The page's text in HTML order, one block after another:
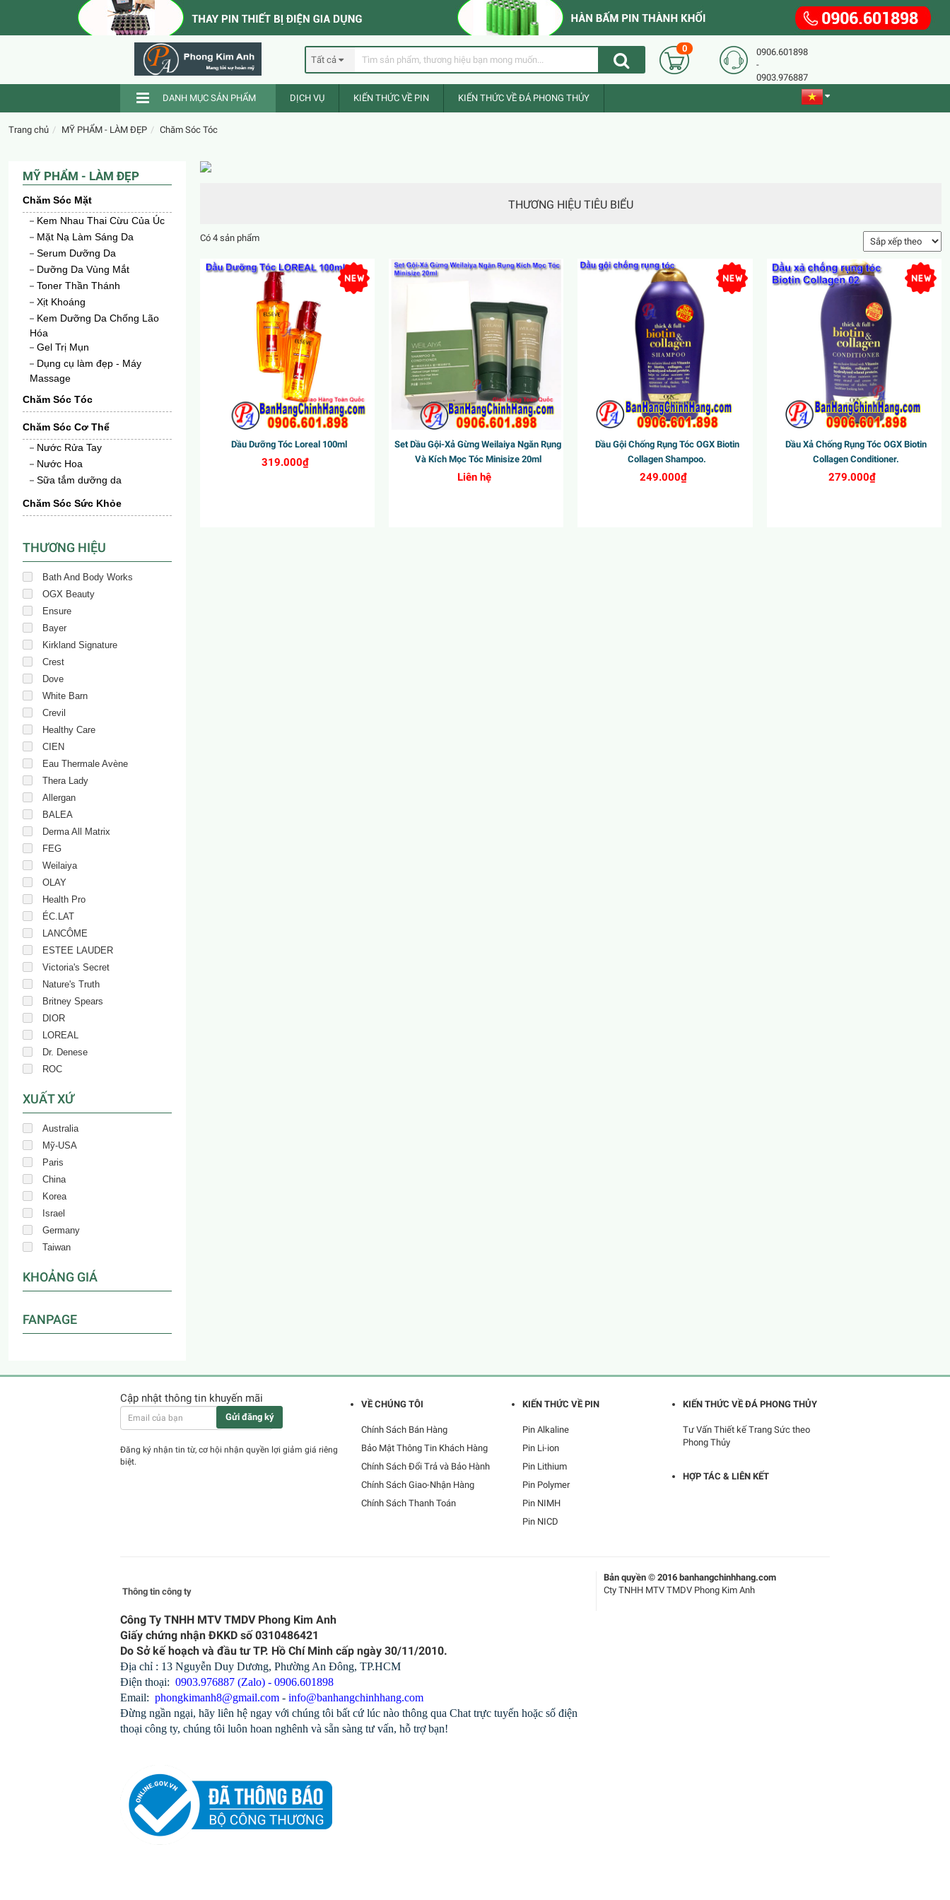
Tất cả
0
0906.601898
-
0903.976887
DANH MỤC SẢN PHẨM
DỊCH VỤ KIẾN THỨC VỀ PIN KIẾN THỨC VỀ ĐÁ PHONG THỦY
Trang chủ MỸ PHẨM - LÀM ĐẸP Chăm Sóc Tóc
THƯƠNG HIỆU TIÊU BIỂU
Có 4 sản phẩm
Dầu Dưỡng Tóc Loreal 100ml
319.000₫
Set Dầu Gội-Xả Gừng Weilaiya Ngăn Rụng
Và Kích Mọc Tóc Minisize 20ml
Liên hệ
New
Dầu Gội Chống Rụng Tóc OGX Biotin
Collagen Shampoo.
249.000₫
Dầu Xả Chống Rụng Tóc OGX Biotin
Collagen Conditioner.
279.000₫
MỸ PHẨM - LÀM ĐẸP
Chăm Sóc Mặt
Kem Nhau Thai Cừu Của Úc
Mặt Nạ Làm Sáng Da
Serum Dưỡng Da
Dưỡng Da Vùng Mắt
Toner Thần Thánh
Xịt Khoáng
Kem Dưỡng Da Chống Lão
Hóa
Gel Trị Mụn
Dụng cụ làm đẹp - Máy
Massage
Chăm Sóc Tóc
Chăm Sóc Cơ Thể
Nước Rửa Tay
Nước Hoa
Sữa tắm dưỡng da
Chăm Sóc Sức Khỏe
THƯƠNG HIỆU
Bath And Body Works
OGX Beauty
Ensure
Bayer
Kirkland Signature
Crest
Dove
White Barn
Crevil
Healthy Care
CIEN
Eau Thermale Avène
Thera Lady
Allergan
BALEA
Derma All Matrix
FEG
Weilaiya
OLAY
Health Pro
ÉC.LAT
LANCÔME
ESTEE LAUDER
Victoria's Secret
Nature's Truth
Britney Spears
DIOR
LOREAL
Dr. Denese
ROC
XUẤT XỨ
Australia
Mỹ-USA
Paris
China
Korea
Israel
Germany
Taiwan
KHOẢNG GIÁ
FANPAGE
Cập nhật thông tin khuyến mãi
Gửi đăng ký
Đăng ký nhận tin từ, cơ hội nhận quyền lợi giảm giá riêng
biệt.
VỀ CHÚNG TÔI
Chính Sách Bán Hàng
Bảo Mật Thông Tin Khách Hàng
Chính Sách Đổi Trả và Bảo Hành
Chính Sách Giao-Nhận Hàng
Chính Sách Thanh Toán
KIẾN THỨC VỀ PIN
Pin Alkaline
Pin Li-ion
Pin Lithium
Pin Polymer
Pin NIMH
Pin NICD
KIẾN THỨC VỀ ĐÁ PHONG THỦY
Tư Vấn Thiết kế Trang Sức theo
Phong Thủy
HỢP TÁC & LIÊN KẾT
Thông tin công ty
Công Ty TNHH MTV TMDV Phong Kim Anh
Giấy chứng nhận ĐKKD số 0310486421
Do Sở kế hoạch và đầu tư TP. Hồ Chí Minh cấp ngày 30/11/2010.
Địa chỉ : 13 Nguyễn Duy Dương, Phường An Đông, TP.HCM
Điện thoại: 0903.976887 (Zalo) - 0906.601898
Email: phongkimanh8@gmail.com - info@banhangchinhhang.com
Đừng ngần ngại, hãy liên hệ ngay với chúng tôi bất cứ lúc nào thông qua Chat trực tuyến hoặc số điện
thoại công ty, chúng tôi luôn hoan nghênh và sẵn sàng tư vấn, hỗ trợ bạn!
Bản quyền © 2016 banhangchinhhang.com
Cty TNHH MTV TMDV Phong Kim Anh